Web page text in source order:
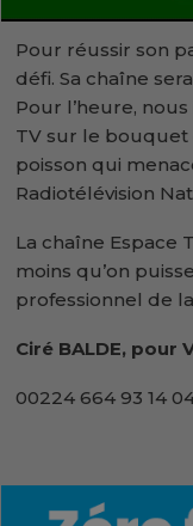
Pour réussir son
défi. Sa chaîne
Pour l’heure,
TV sur le bouquet
poisson qui
Radiotélévision
La chaîne Espace
moins qu’on
professionnel de
Ciré BALDE, pour
00224 664 93 14